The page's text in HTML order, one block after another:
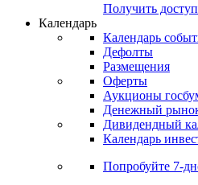
Получить доступ
Календарь
Календарь
Дефолты
Размещения
Оферты
Аукционы
Денежный
Дивидендный
Календарь
Попробуйте 7-